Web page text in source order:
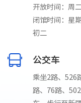
开放时间：周
闭馆时间：星
初二
公交车
乘坐2路、526
路、76路、